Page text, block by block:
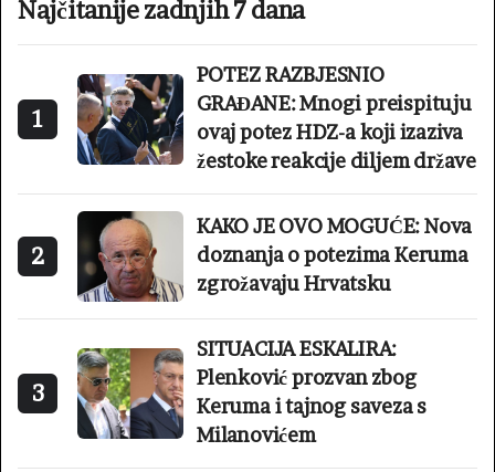
Najčitanije zadnjih 7 dana
1
POTEZ RAZBJESNIO
GRAĐANE: Mnogi preispituju
ovaj potez HDZ-a koji izaziva
žestoke reakcije diljem države
2
KAKO JE OVO MOGUĆE: Nova
doznanja o potezima Keruma
zgrožavaju Hrvatsku
3
SITUACIJA ESKALIRA:
Plenković prozvan zbog
Keruma i tajnog saveza s
Milanovićem